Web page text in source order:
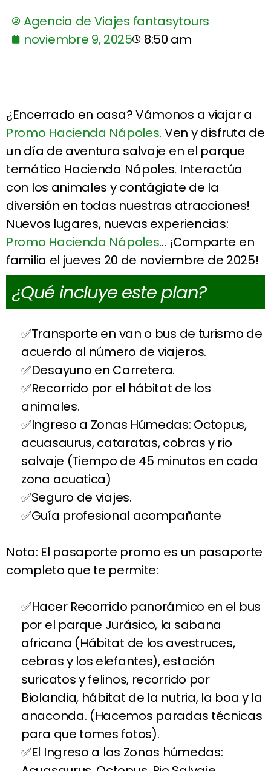
Agencia de Viajes fantasytours
noviembre 9, 2025
8:50 am
¿Encerrado en casa? Vámonos a viajar a
Promo Hacienda Nápoles. Ven y disfruta de
un día de aventura salvaje en el parque
temático Hacienda Nápoles. Interactúa
con los animales y contágiate de la
diversión en todas nuestras atracciones!
Nuevos lugares, nuevas experiencias:
Promo Hacienda Nápoles… ¡Comparte en
familia el jueves 20 de noviembre de 2025!
¿Qué incluye este plan?
Transporte en van o bus de turismo de
acuerdo al número de viajeros.
Desayuno en Carretera.
Recorrido por el hábitat de los
animales.
Ingreso a Zonas Húmedas: Octopus,
acuasaurus, cataratas, cobras y rio
salvaje (Tiempo de 45 minutos en cada
zona acuatica)
Seguro de viajes.
Guía profesional acompañante
Nota: El pasaporte promo es un pasaporte
completo que te permite:
Hacer Recorrido panorámico en el bus
por el parque Jurásico, la sabana
africana (Hábitat de los avestruces,
cebras y los elefantes), estación
suricatos y felinos, recorrido por
Biolandia, hábitat de la nutria, la boa y la
anaconda. (Hacemos paradas técnicas
para que tomes fotos).
El Ingreso a las Zonas húmedas: